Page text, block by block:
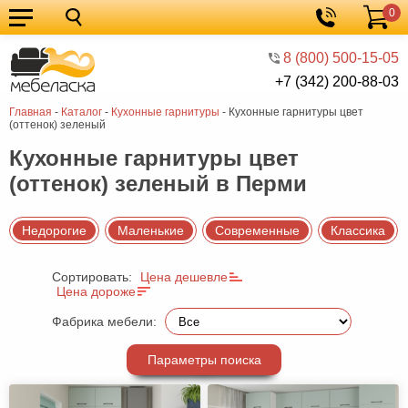
8 (800) 500-15-05
+7 (342) 200-88-03
Корзина
0
Главная - Каталог - Кухонные гарнитуры - Кухонные гарнитуры цвет
(оттенок) зеленый
Кухонные
гарнитуры
Мебель
для
кухни
Мебель
для
спальни
Кровати
Шкафы
Диваны
Мягкая
мебель
Детская
мебель
Мебель
Кухонные гарнитуры цвет
(оттенок) зеленый в Перми
Недорогие Маленькие Современные Классика
Сортировать:
Цена дешевле
Цена дороже
Фабрика мебели:
Параметры поиска